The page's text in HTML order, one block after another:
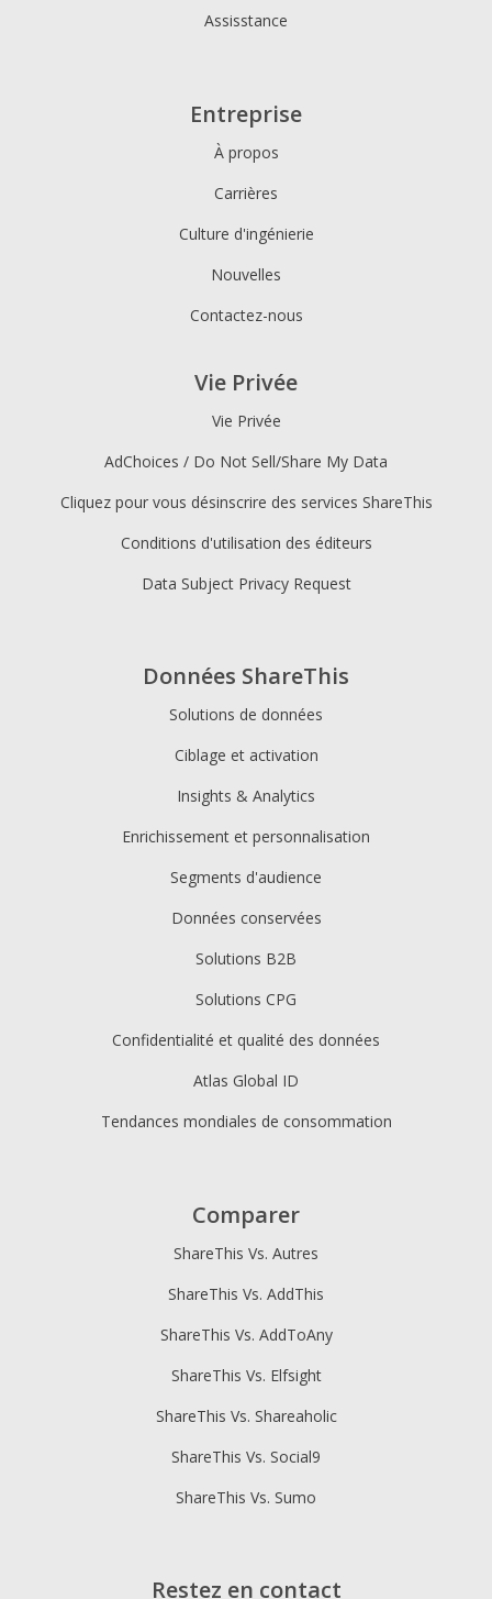
Assisstance
Données ShareThis
Solutions de données
Ciblage et activation
Insights & Analytics
Enrichissement et personnalisation
Segments d'audience
Données conservées
Solutions B2B
Solutions CPG
Confidentialité et qualité des données
Atlas Global ID
Tendances mondiales de consommation
Entreprise
À propos
Carrières
Culture d'ingénierie
Nouvelles
Contactez-nous
Vie Privée
Vie Privée
AdChoices / Do Not Sell/Share My Data
Cliquez pour vous désinscrire des services ShareThis
Conditions d'utilisation des éditeurs
Data Subject Privacy Request
Comparer
ShareThis Vs. Autres
ShareThis Vs. AddThis
ShareThis Vs. AddToAny
ShareThis Vs. Elfsight
ShareThis Vs. Shareaholic
ShareThis Vs. Social9
ShareThis Vs. Sumo
Restez en contact